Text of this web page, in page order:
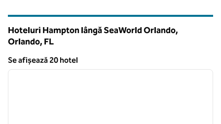
Hoteluri Hampton lângă SeaWorld Orlando,
Orlando, FL
Se afișează 20 hotel
Se afișează 20 hotel
1 din 12